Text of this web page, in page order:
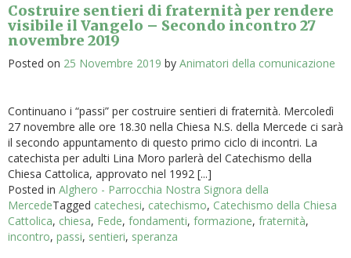
Costruire sentieri di fraternità per rendere
visibile il Vangelo – Secondo incontro 27
novembre 2019
Posted on 25 Novembre 2019 by Animatori della comunicazione
Continuano i “passi” per costruire sentieri di fraternità. Mercoledì
27 novembre alle ore 18.30 nella Chiesa N.S. della Mercede ci sarà
il secondo appuntamento di questo primo ciclo di incontri. La
catechista per adulti Lina Moro parlerà del Catechismo della
Chiesa Cattolica, approvato nel 1992 [...]
Posted in Alghero - Parrocchia Nostra Signora della
MercedeTagged catechesi, catechismo, Catechismo della Chiesa
Cattolica, chiesa, Fede, fondamenti, formazione, fraternità,
incontro, passi, sentieri, speranza